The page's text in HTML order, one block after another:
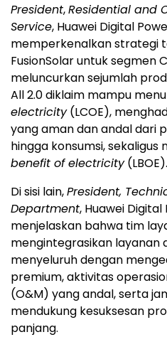
President,Residential and
Service, Huawei Digital
memperkenalkan strategi
FusionSolar untuk segmen
meluncurkan sejumlah
All 2.0 diklaim mampu
electricity(LCOE),
yang aman dan andal dari
hingga konsumsi, sekaligus
benefit of electricity(LBOE).
Di sisi lain,President,
Department, Huawei Digital
menjelaskan bahwa tim
mengintegrasikan layanan
menyeluruh dengan
premium, aktivitas
(O&M) yang andal, serta
mendukung kesuksesan
panjang.